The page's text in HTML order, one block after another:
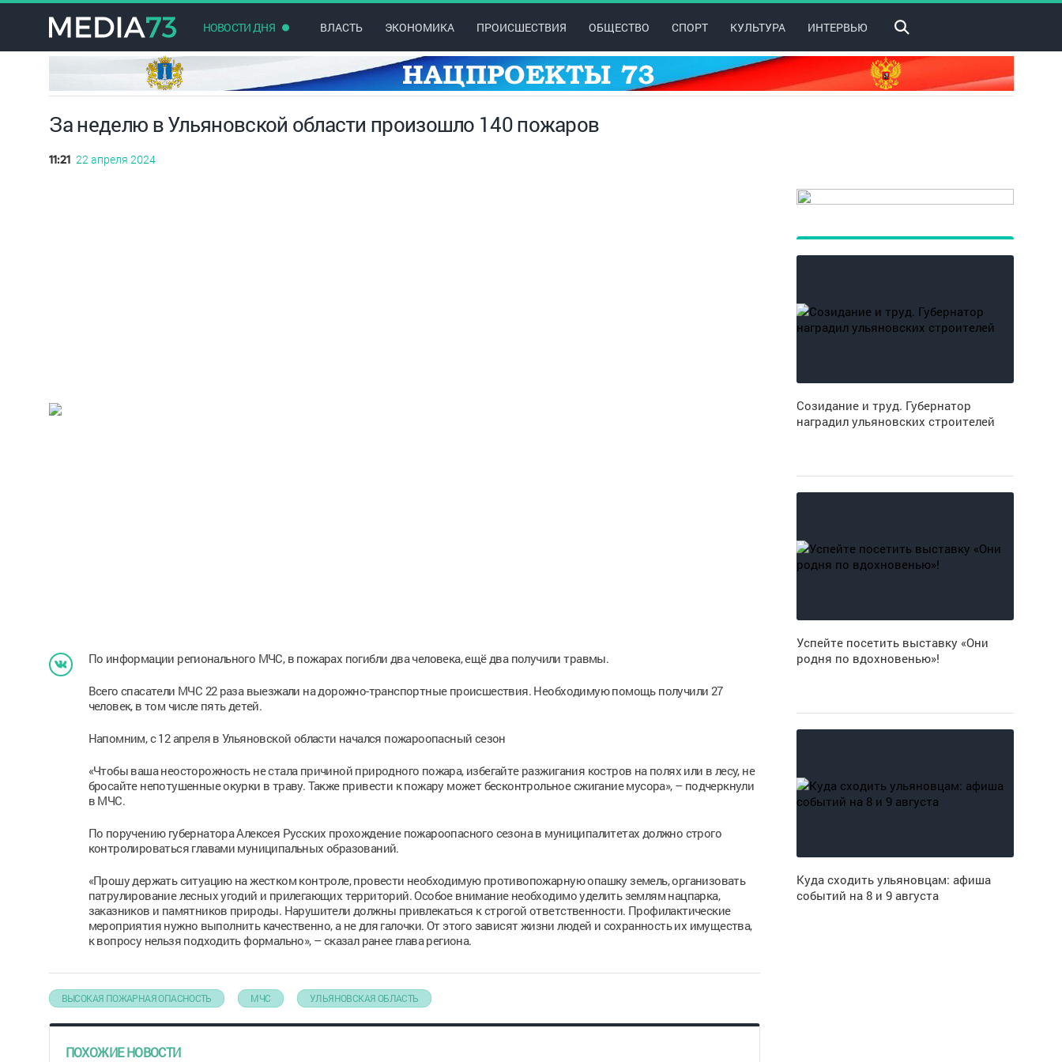
НОВОСТИ ДНЯ ВЛАСТЬ ЭКОНОМИКА ПРОИСШЕСТВИЯ ОБЩЕСТВО СПОРТ КУЛЬТУРА ИНТЕРВЬЮ
За неделю в Ульяновской области произошло 140 пожаров
11:21 22 апреля 2024
По информации регионального МЧС, в пожарах погибли два человека, ещё два получили травмы.
Всего спасатели МЧС 22 раза выезжали на дорожно-транспортные происшествия. Необходимую помощь получили 27
человек, в том числе пять детей.
Напомним, с 12 апреля в Ульяновской области начался пожароопасный сезон
«Чтобы ваша неосторожность не стала причиной природного пожара, избегайте разжигания костров на полях или в лесу, не
бросайте непотушенные окурки в траву. Также привести к пожару может бесконтрольное сжигание мусора», – подчеркнули
в МЧС.
По поручению губернатора Алексея Русских прохождение пожароопасного сезона в муниципалитетах должно строго
контролироваться главами муниципальных образований.
«Прошу держать ситуацию на жестком контроле, провести необходимую противопожарную опашку земель, организовать
патрулирование лесных угодий и прилегающих территорий. Особое внимание необходимо уделить землям нацпарка,
заказников и памятников природы. Нарушители должны привлекаться к строгой ответственности. Профилактические
мероприятия нужно выполнить качественно, а не для галочки. От этого зависят жизни людей и сохранность их имущества,
к вопросу нельзя подходить формально», – сказал ранее глава региона.
ВЫСОКАЯ ПОЖАРНАЯ ОПАСНОСТЬ МЧС УЛЬЯНОВСКАЯ ОБЛАСТЬ
ПОХОЖИЕ НОВОСТИ
Созидание и труд. Губернатор
наградил ульяновских строителей
Успейте посетить выставку «Они
родня по вдохновенью»!
Куда сходить ульяновцам: афиша
событий на 8 и 9 августа